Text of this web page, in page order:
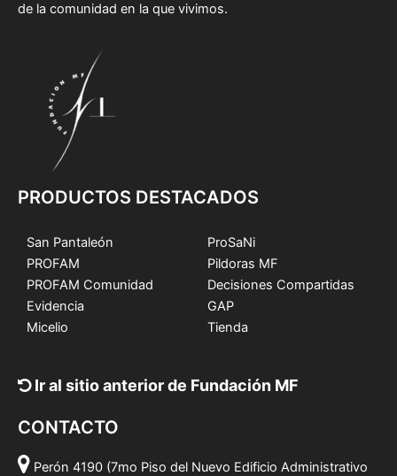
de la comunidad en la que vivimos.
PRODUCTOS DESTACADOS
San Pantaleón
PROFAM
PROFAM Comunidad
Evidencia
Micelio
ProSaNi
Pildoras MF
Decisiones Compartidas
GAP
Tienda
Ir al sitio anterior de Fundación MF
CONTACTO
Perón 4190 (7mo Piso del Nuevo Edificio Administrativo